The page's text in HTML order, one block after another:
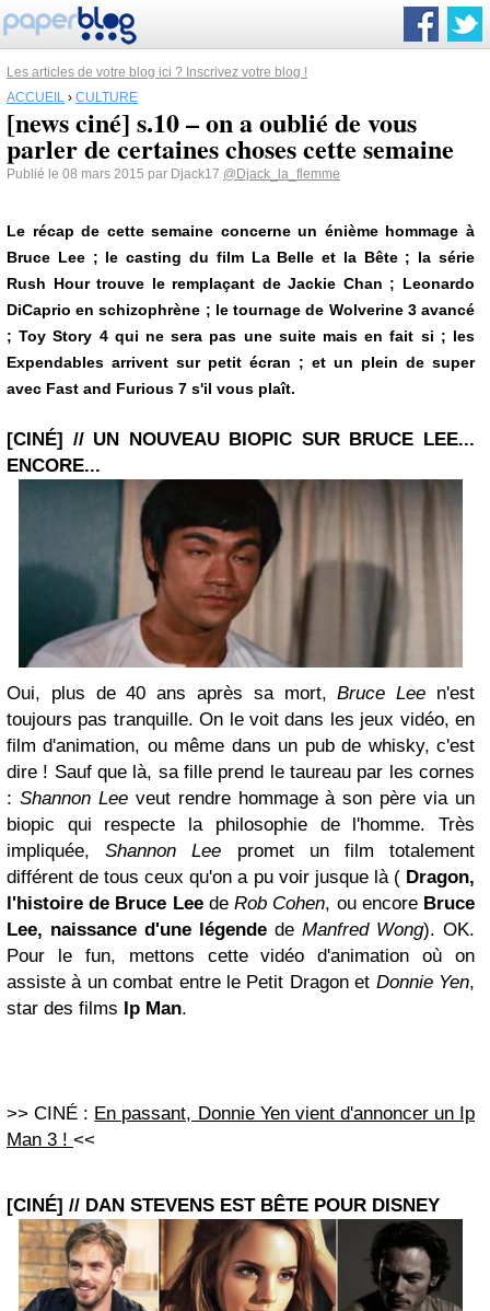
Les articles de votre blog ici ? Inscrivez votre blog !
ACCUEIL › CULTURE
[news ciné] s.10 – on a oublié de vous
parler de certaines choses cette semaine
Publié le 08 mars 2015 par Djack17 @Djack_la_flemme
Le récap de cette semaine concerne un énième hommage à
Bruce Lee ; le casting du film La Belle et la Bête ; la série
Rush Hour trouve le remplaçant de Jackie Chan ; Leonardo
DiCaprio en schizophrène ; le tournage de Wolverine 3 avancé
; Toy Story 4 qui ne sera pas une suite mais en fait si ; les
Expendables arrivent sur petit écran ; et un plein de super
avec Fast and Furious 7 s'il vous plaît.
[CINÉ] // UN NOUVEAU BIOPIC SUR BRUCE LEE...
ENCORE...
Oui, plus de 40 ans après sa mort,Bruce Lee n'est
toujours pas tranquille. On le voit dans les jeux vidéo, en
film d'animation, ou même dans un pub de whisky, c'est
dire ! Sauf que là, sa fille prend le taureau par les cornes
: Shannon Leeveut rendre hommage à son père via un
biopic qui respecte la philosophie de l'homme. Très
impliquée,Shannon Lee promet un film totalement
différent de tous ceux qu'on a pu voir jusque là ( Dragon,
l'histoire de Bruce LeedeRob Cohen, ou encore Bruce
Lee, naissance d'une légende de Manfred Wong). OK.
Pour le fun, mettons cette vidéo d'animation où on
assiste à un combat entre le Petit Dragon et Donnie Yen,
star des films
Ip Man.
>> CINÉ : En passant, Donnie Yen vient d'annoncer un Ip
Man 3 ! <<
[CINÉ] // DAN STEVENS EST BÊTE POUR DISNEY